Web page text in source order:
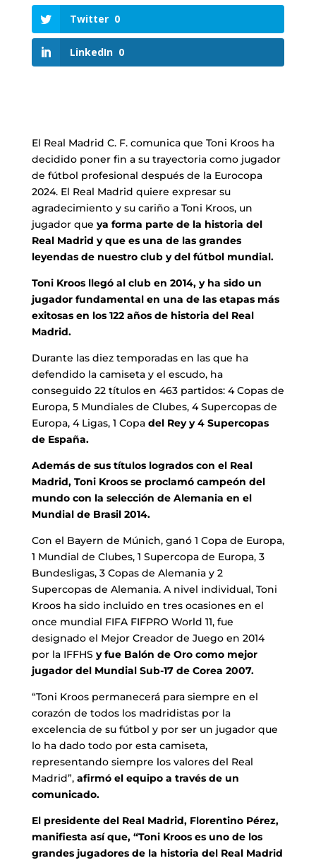
Twitter 0
LinkedIn 0
El Real Madrid C. F. comunica que Toni Kroos ha
decidido poner fin a su trayectoria como jugador
de fútbol profesional después de la Eurocopa
2024. El Real Madrid quiere expresar su
agradecimiento y su cariño a Toni Kroos, un
jugador que ya forma parte de la historia del
Real Madrid y que es una de las grandes
leyendas de nuestro club y del fútbol mundial.
Toni Kroos llegó al club en 2014, y ha sido un
jugador fundamental en una de las etapas más
exitosas en los 122 años de historia del Real
Madrid.
Durante las diez temporadas en las que ha
defendido la camiseta y el escudo, ha
conseguido 22 títulos en 463 partidos: 4 Copas de
Europa, 5 Mundiales de Clubes, 4 Supercopas de
Europa, 4 Ligas, 1 Copa del Rey y 4 Supercopas
de España.
Además de sus títulos logrados con el Real
Madrid, Toni Kroos se proclamó campeón del
mundo con la selección de Alemania en el
Mundial de Brasil 2014.
Con el Bayern de Múnich, ganó 1 Copa de Europa,
1 Mundial de Clubes, 1 Supercopa de Europa, 3
Bundesligas, 3 Copas de Alemania y 2
Supercopas de Alemania. A nivel individual, Toni
Kroos ha sido incluido en tres ocasiones en el
once mundial FIFA FIFPRO World 11, fue
designado el Mejor Creador de Juego en 2014
por la IFFHS y fue Balón de Oro como mejor
jugador del Mundial Sub-17 de Corea 2007.
“Toni Kroos permanecerá para siempre en el
corazón de todos los madridistas por la
excelencia de su fútbol y por ser un jugador que
lo ha dado todo por esta camiseta,
representando siempre los valores del Real
Madrid”, afirmó el equipo a través de un
comunicado.
El presidente del Real Madrid, Florentino Pérez,
manifiesta así que, “Toni Kroos es uno de los
grandes jugadores de la historia del Real Madrid